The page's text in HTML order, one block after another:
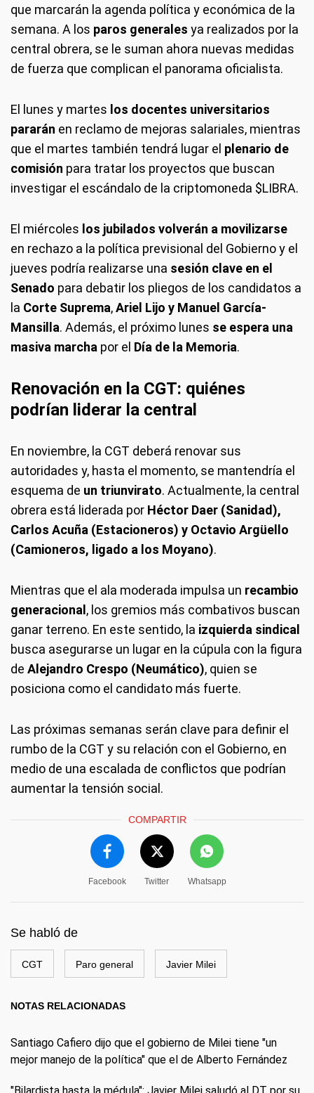
que marcarán la agenda política y económica de la
semana. A los paros generales ya realizados por la
central obrera, se le suman ahora nuevas medidas
de fuerza que complican el panorama oficialista.
El lunes y martes los docentes universitarios
pararán en reclamo de mejoras salariales, mientras
que el martes también tendrá lugar el plenario de
comisión para tratar los proyectos que buscan
investigar el escándalo de la criptomoneda $LIBRA.
El miércoles los jubilados volverán a movilizarse
en rechazo a la política previsional del Gobierno y el
jueves podría realizarse una sesión clave en el
Senado para debatir los pliegos de los candidatos a
la Corte Suprema,Ariel Lijo y Manuel García-
Mansilla. Además, el próximo lunes se espera una
masiva marcha por el Día de la Memoria.
Renovación en la CGT: quiénes
podrían liderar la central
En noviembre, la CGT deberá renovar sus
autoridades y, hasta el momento, se mantendría el
esquema de un triunvirato. Actualmente, la central
obrera está liderada por Héctor Daer (Sanidad),
Carlos Acuña (Estacioneros) y Octavio Argüello
(Camioneros, ligado a los Moyano).
Mientras que el ala moderada impulsa un recambio
generacional , los gremios más combativos buscan
ganar terreno. En este sentido, la izquierda sindical
busca asegurarse un lugar en la cúpula con la figura
de Alejandro Crespo (Neumático), quien se
posiciona como el candidato más fuerte.
Las próximas semanas serán clave para definir el
rumbo de la CGT y su relación con el Gobierno, en
medio de una escalada de conflictos que podrían
aumentar la tensión social.
COMPARTIR
Facebook Twitter Whatsapp
Se habló de
CGT Paro general Javier Milei
NOTAS RELACIONADAS
Santiago Cafiero dijo que el gobierno de Milei tiene "un
mejor manejo de la política" que el de Alberto Fernández